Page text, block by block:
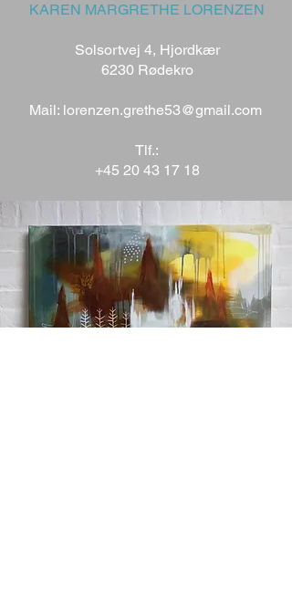
KAREN MARGRETHE LORENZEN
Solsortvej 4, Hjordkær
6230 Rødekro
Mail: lorenzen.grethe53@gmail.com
Tlf.:
+45 20 43 17 18